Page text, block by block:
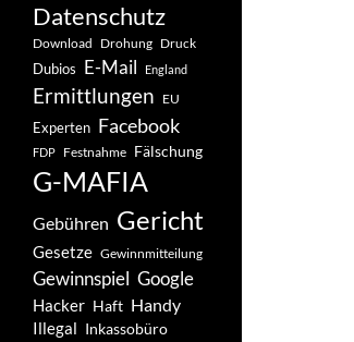
Datenschutz
Download Drohung Druck
Dubios E-Mail England
Ermittlungen EU
Experten Facebook
FDP Festnahme Fälschung
G-MAFIA
Gebühren Gericht
Gesetze Gewinnmitteilung
Gewinnspiel Google
Hacker Haft Handy
Illegal Inkassobüro